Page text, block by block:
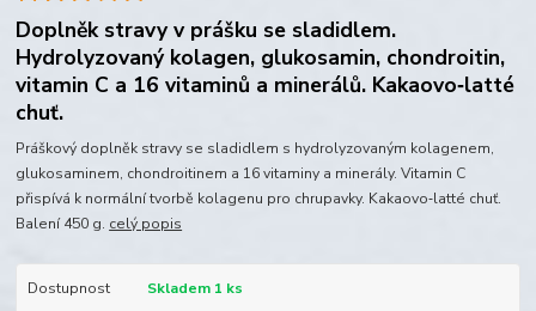
Doplněk stravy v prášku se sladidlem.
Hydrolyzovaný kolagen, glukosamin, chondroitin,
vitamin C a 16 vitaminů a minerálů. Kakaovo‑latté
chuť.
Práškový doplněk stravy se sladidlem s hydrolyzovaným kolagenem,
glukosaminem, chondroitinem a 16 vitaminy a minerály. Vitamin C
přispívá k normální tvorbě kolagenu pro chrupavky. Kakaovo‑latté chuť.
Balení 450 g. celý popis
Dostupnost
Skladem 1 ks